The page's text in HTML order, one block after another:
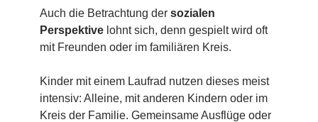
Auch die Betrachtung der sozialen
Perspektive lohnt sich, denn gespielt wird oft
mit Freunden oder im familiären Kreis.
Kinder mit einem Laufrad nutzen dieses meist
intensiv: Alleine, mit anderen Kindern oder im
Kreis der Familie. Gemeinsame Ausflüge oder